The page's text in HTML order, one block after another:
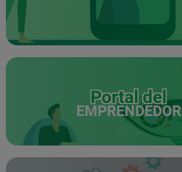
Portal del
EMPRENDEDOR